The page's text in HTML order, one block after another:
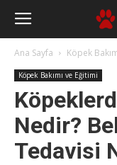
Ana Sayfa Köpek
Köpek Bakımı ve Eğitimi
Nedir?
Tedavisi